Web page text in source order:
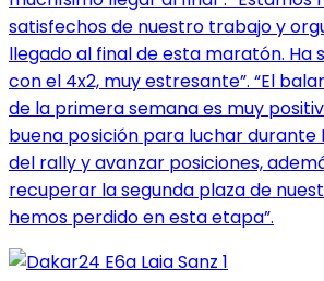
satisfechos de nuestro trabajo y
llegado al final de esta maratón. Ha
con el 4x2, muy estresante”. “El
de la primera semana es muy
buena posición para luchar durante
del rally y avanzar posiciones,
recuperar la segunda plaza de
hemos perdido en esta etapa”.